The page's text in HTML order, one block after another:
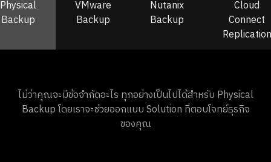
Physical
Backup
VMware
Backup
Nutanix
Backup
Cloud
Connect
Replication
ไม่ว่าคุณจะมีข้อจำกัดอะไร ทุกอย่างเป็นไปได้สำหรับ Physical
Backup โดยเราจะช่วยออกแบบ Solution ที่ตอบโจทย์ธุรกิจ
ของคุณ